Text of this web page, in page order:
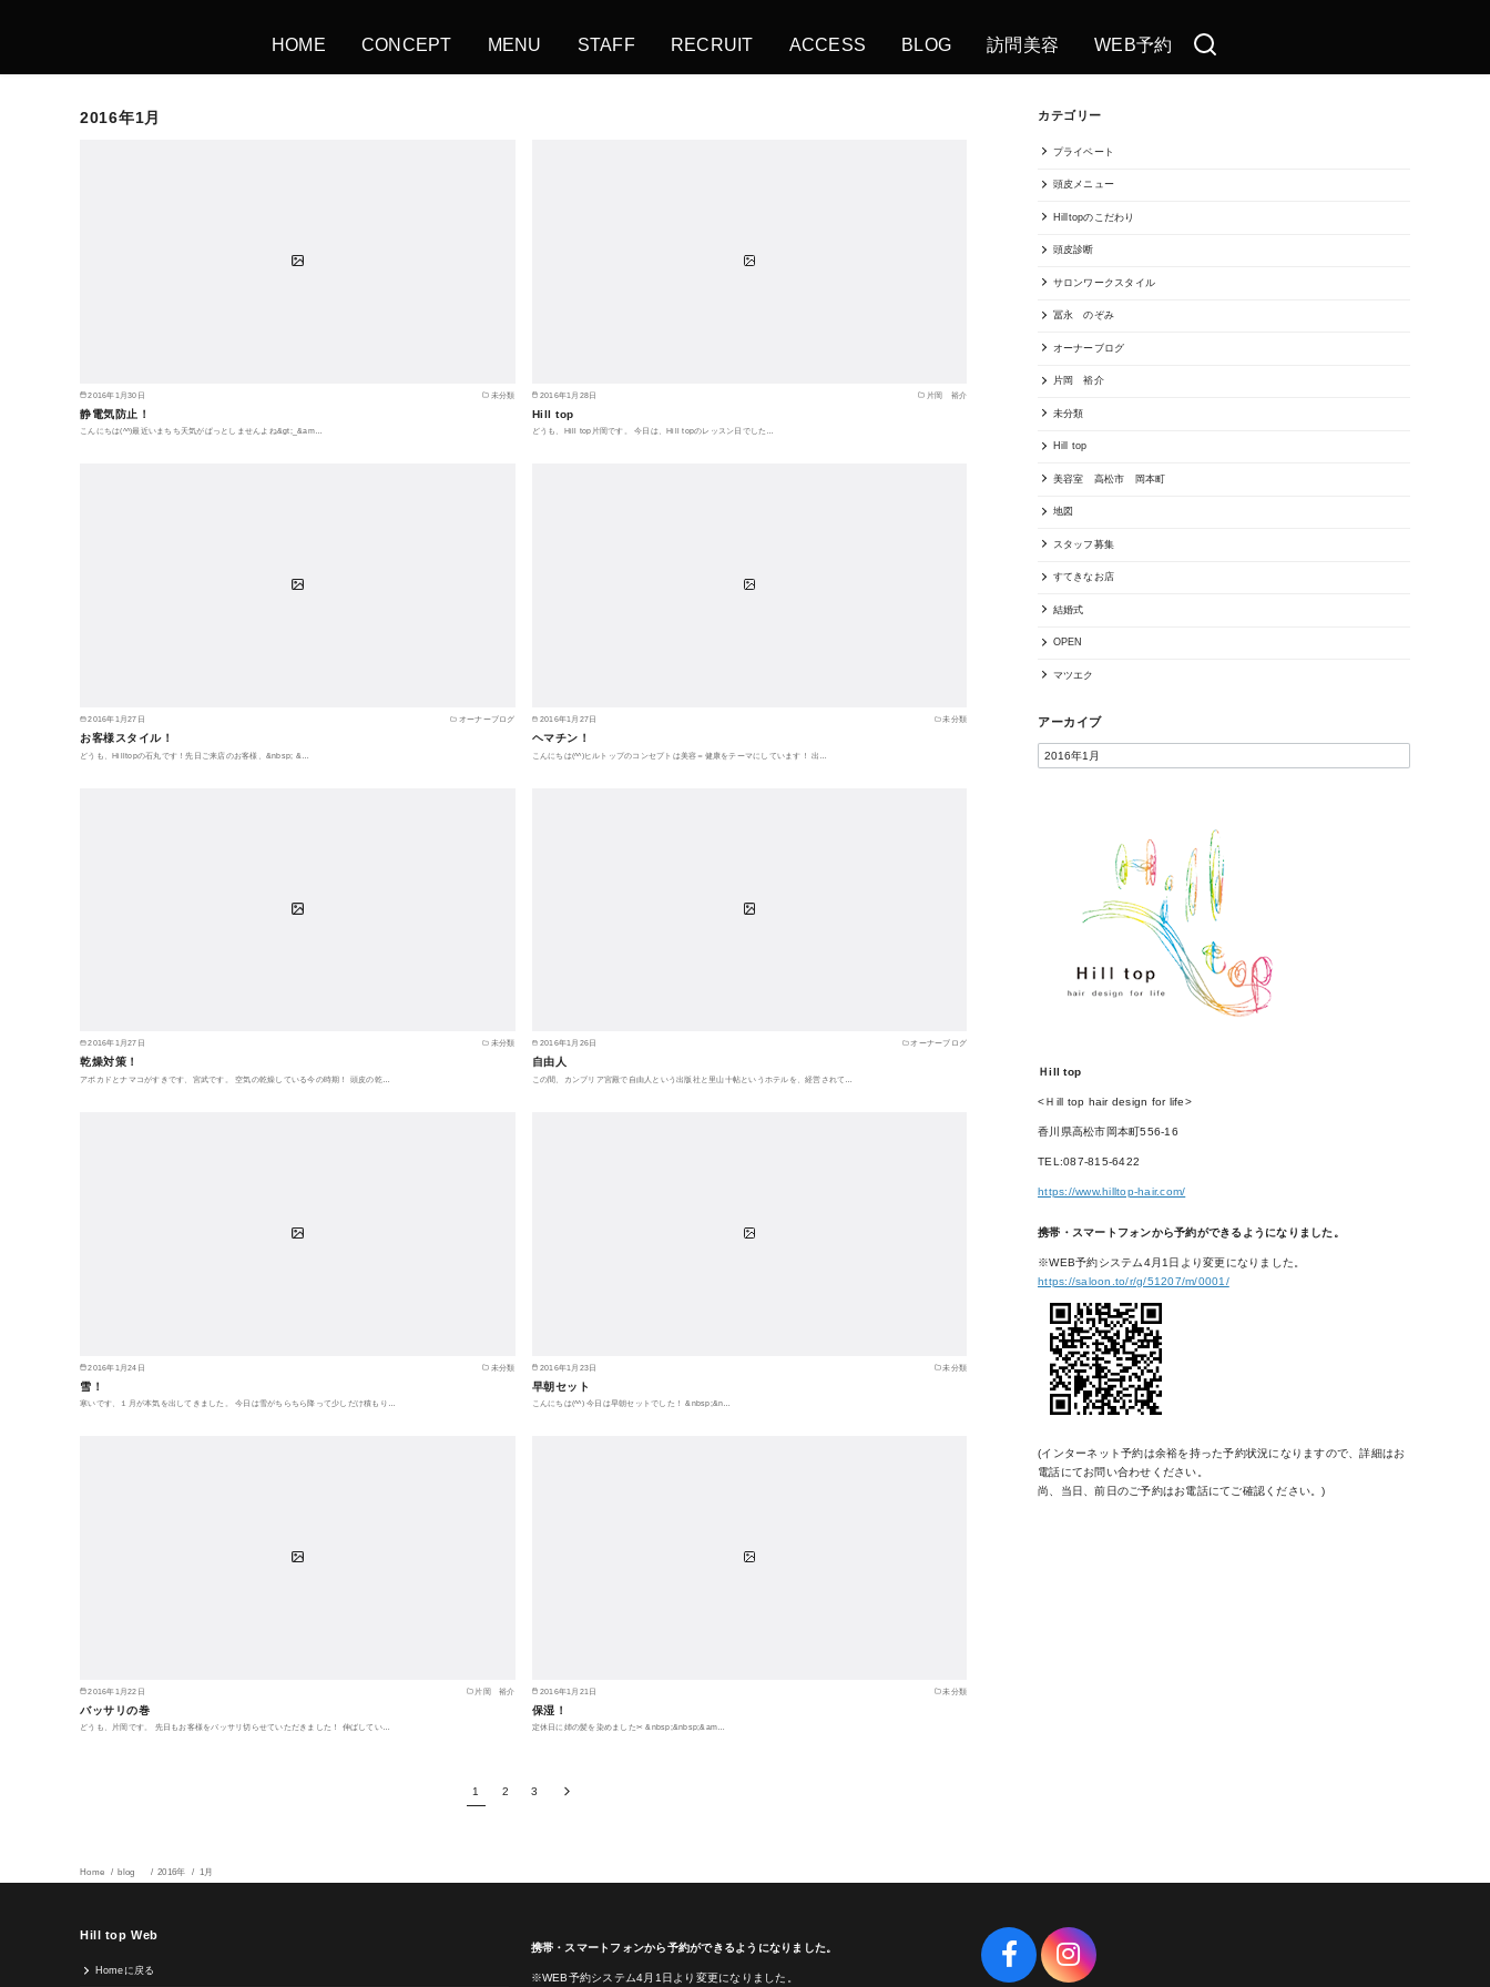
HOME CONCEPT MENU STAFF RECRUIT ACCESS BLOG 訪問美容 WEB予約
2016年1月
2016年1月30日 未分類
静電気防止！
こんにちは(^^)最近いまちち天気がぱっとしませんよね&gt;_&am…
2016年1月28日 片岡 裕介
Hill top
どうも、Hill top片岡です。 今日は、Hill topのレッスン日でした…
2016年1月27日 オーナーブログ
お客様スタイル！
どうも、Hilltopの石丸です！先日ご来店のお客様、&nbsp; &…
2016年1月27日 未分類
ヘマチン！
こんにちは(^^)ヒルトップのコンセプトは美容＝健康をテーマにしています！ 出…
2016年1月27日 未分類
乾燥対策！
アボカドとナマコがすきです、宮武です。 空気の乾燥している今の時期！ 頭皮の乾…
2016年1月26日 オーナーブログ
自由人
この間、カンブリア宮殿で自由人という出版社と里山十帖というホテルを、経営されて…
2016年1月24日 未分類
雪！
寒いです、１月が本気を出してきました。 今日は雪がちらちら降って少しだけ積もり…
2016年1月23日 未分類
早朝セット
こんにちは(^^) 今日は早朝セットでした！ &nbsp;&n…
2016年1月22日 片岡 裕介
バッサリの巻
どうも、片岡です。 先日もお客様をバッサリ切らせていただきました！ 伸ばしてい…
2016年1月21日 未分類
保湿！
定休日に姉の髪を染めました✂︎ &nbsp;&nbsp;&am…
1 2 3
カテゴリー
プライベート
頭皮メニュー
Hilltopのこだわり
頭皮診断
サロンワークスタイル
冨永 のぞみ
オーナーブログ
片岡 裕介
未分類
Hill top
美容室 高松市 岡本町
地図
スタッフ募集
すてきなお店
結婚式
OPEN
マツエク
アーカイブ
Ｈill top
<Ｈill top hair design for life>
香川県高松市岡本町556-16
TEL:087-815-6422
https://www.hilltop-hair.com/
携帯・スマートフォンから予約ができるようになりました。
※WEB予約システム4月1日より変更になりました。
https://saloon.to/r/g/51207/m/0001/
(インターネット予約は余裕を持った予約状況になりますので、詳細はお
電話にてお問い合わせください。
尚、当日、前日のご予約はお電話にてご確認ください。)
Home blog 2016年 1月
Hill top Web
Homeに戻る
携帯・スマートフォンから予約ができるようになりました。
※WEB予約システム4月1日より変更になりました。